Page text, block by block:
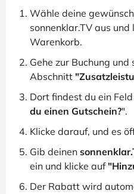
Wähle deine
sonnenklar.TV aus und
Warenkorb.
Gehe zur Buchung und
Abschnitt
Dort findest du ein
du einen Gutschein?".
Klicke darauf, und es
Gib deinen
ein und klicke auf
Der Rabatt wird